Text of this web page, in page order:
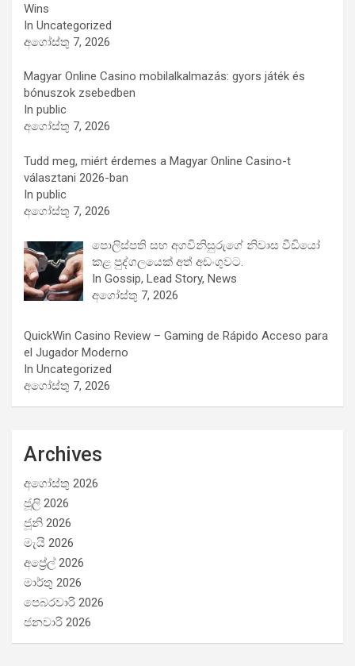
Wins
In Uncategorized
අගෝස්තු 7, 2026
Magyar Online Casino mobilalkalmazás: gyors játék és
bónuszok zsebedben
In public
අගෝස්තු 7, 2026
Tudd meg, miért érdemes a Magyar Online Casino-t
választani 2026-ban
In public
අගෝස්තු 7, 2026
පොලිස්පති සහ අගවිනිසුරුගේ නිවාස වීඩියෝ
කළ පුද්ගලයෙක් අත් අඩංගුවට.
In Gossip, Lead Story, News
අගෝස්තු 7, 2026
QuickWin Casino Review – Gaming de Rápido Acceso para
el Jugador Moderno
In Uncategorized
අගෝස්තු 7, 2026
Archives
අගෝස්තු 2026
ජූලි 2026
ජූනි 2026
මැයි 2026
අප්‍රේල් 2026
මාර්තු 2026
පෙබරවාරි 2026
ජනවාරි 2026